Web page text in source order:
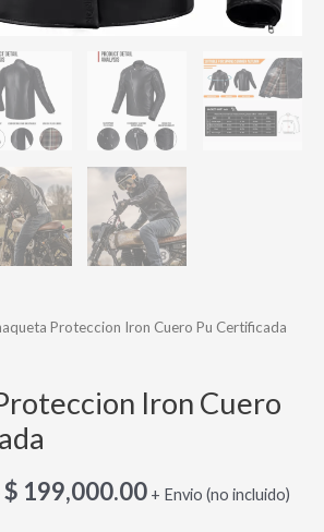
Proteccion Iron Cuero Pu Certificada
Iron Cuero
$ 199,000.00 + Envio (no incluido)